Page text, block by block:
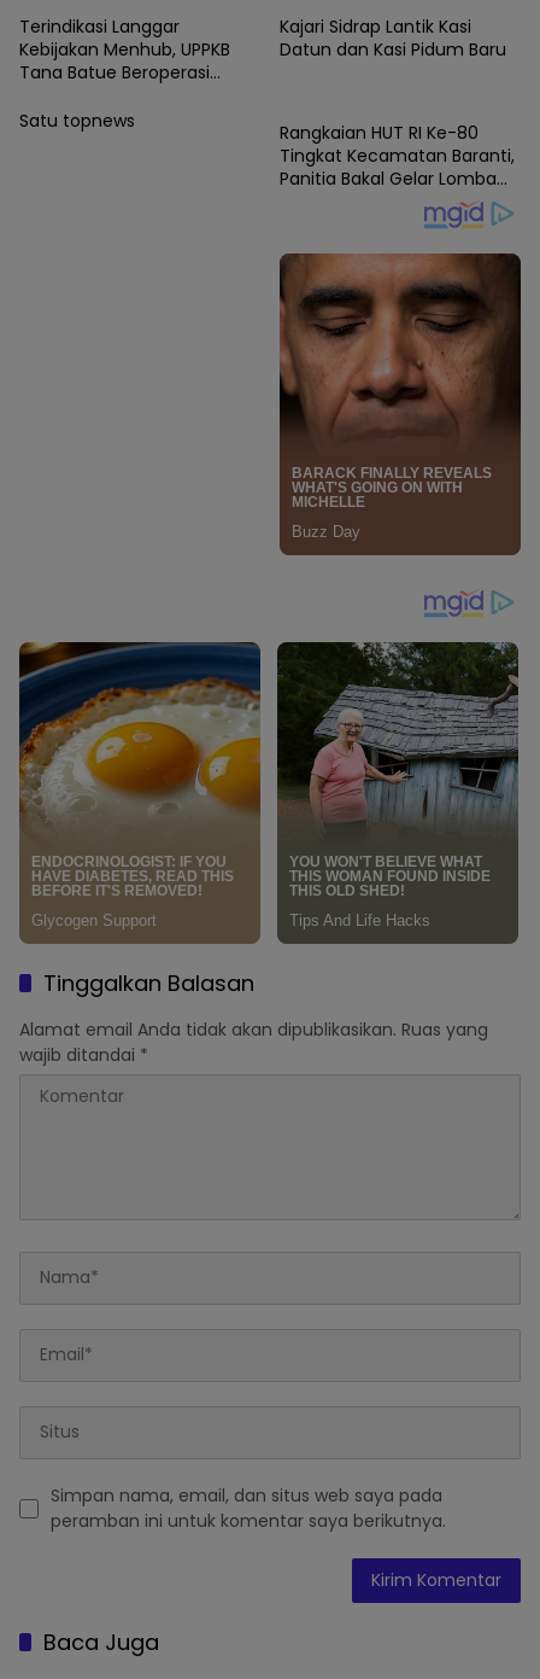
Terindikasi Langgar
Kebijakan Menhub, UPPKB
Tana Batue Beroperasi
Angkutan Lebaran
Kajari Sidrap Lantik Kasi
Datun dan Kasi Pidum Baru
Satu topnews
Rangkaian HUT RI Ke-80
Tingkat Kecamatan Baranti,
Panitia Bakal Gelar Lomba
Karaoke Antar Instansi dan
Tinggalkan Balasan
Alamat email Anda tidak akan dipublikasikan. Ruas yang
wajib ditandai *
Simpan nama, email, dan situs web saya pada
peramban ini untuk komentar saya berikutnya.
Baca Juga